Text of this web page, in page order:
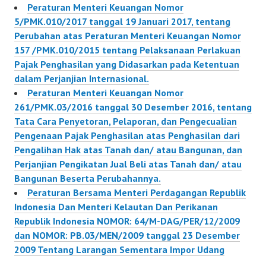
Peraturan Menteri Keuangan Nomor
5/PMK.010/2017 tanggal 19 Januari 2017, tentang
Perubahan atas Peraturan Menteri Keuangan Nomor
157 /PMK.010/2015 tentang Pelaksanaan Perlakuan
Pajak Penghasilan yang Didasarkan pada Ketentuan
dalam Perjanjian Internasional.
Peraturan Menteri Keuangan Nomor
261/PMK.03/2016 tanggal 30 Desember 2016, tentang
Tata Cara Penyetoran, Pelaporan, dan Pengecualian
Pengenaan Pajak Penghasilan atas Penghasilan dari
Pengalihan Hak atas Tanah dan/ atau Bangunan, dan
Perjanjian Pengikatan Jual Beli atas Tanah dan/ atau
Bangunan Beserta Perubahannya.
Peraturan Bersama Menteri Perdagangan Republik
Indonesia Dan Menteri Kelautan Dan Perikanan
Republik Indonesia NOMOR: 64/M-DAG/PER/12/2009
dan NOMOR: PB.03/MEN/2009 tanggal 23 Desember
2009 Tentang Larangan Sementara Impor Udang